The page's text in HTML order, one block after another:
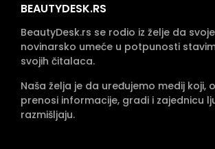
BEAUTYDESK.RS
BeautyDesk.rs se rodio iz želje da
novinarsko umeće u potpunosti
svojih čitalaca.
Naša želja je da uređujemo medij koji,
prenosi informacije, gradi i zajednicu
razmišljaju.